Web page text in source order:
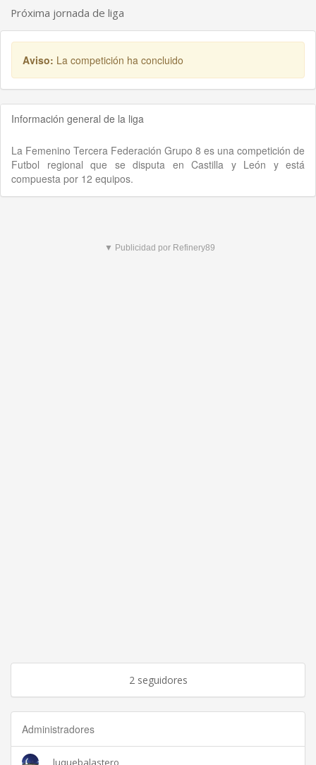
Próxima jornada de liga
Aviso: La competición ha concluido
Información general de la liga
La Femenino Tercera Federación Grupo 8 es una competición de
Futbol regional que se disputa en Castilla y León y está
compuesta por 12 equipos.
▼ Publicidad por Refinery89
2 seguidores
Administradores
luquebalastero